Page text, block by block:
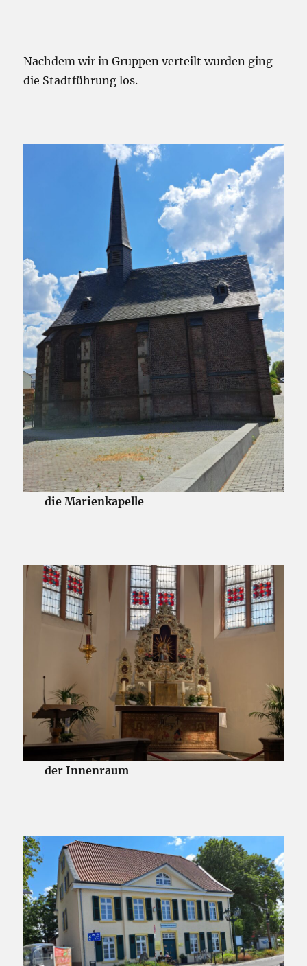
Nachdem wir in Gruppen verteilt wurden ging
die Stadtführung los.
die Marienkapelle
der Innenraum